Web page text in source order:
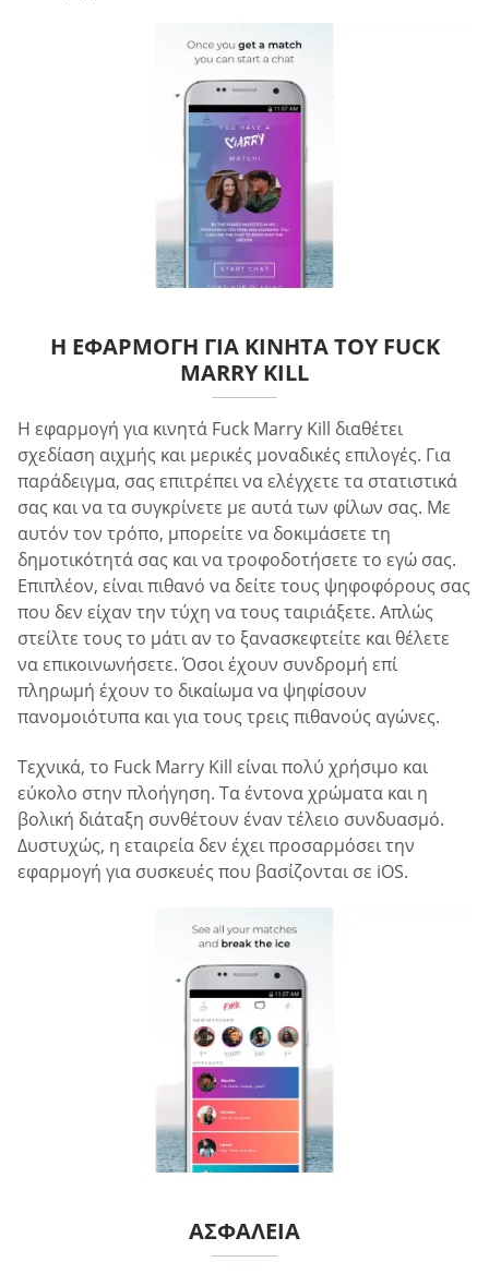
Η ΕΦΑΡΜΟΓΉ ΓΙΑ ΚΙΝΗΤΆ ΤΟΥ FUCK
MARRY KILL
Η εφαρμογή για κινητά Fuck Marry Kill διαθέτει
σχεδίαση αιχμής και μερικές μοναδικές επιλογές. Για
παράδειγμα, σας επιτρέπει να ελέγχετε τα στατιστικά
σας και να τα συγκρίνετε με αυτά των φίλων σας. Με
αυτόν τον τρόπο, μπορείτε να δοκιμάσετε τη
δημοτικότητά σας και να τροφοδοτήσετε το εγώ σας.
Επιπλέον, είναι πιθανό να δείτε τους ψηφοφόρους σας
που δεν είχαν την τύχη να τους ταιριάξετε. Απλώς
στείλτε τους το μάτι αν το ξανασκεφτείτε και θέλετε
να επικοινωνήσετε. Όσοι έχουν συνδρομή επί
πληρωμή έχουν το δικαίωμα να ψηφίσουν
πανομοιότυπα και για τους τρεις πιθανούς αγώνες.
Τεχνικά, το Fuck Marry Kill είναι πολύ χρήσιμο και
εύκολο στην πλοήγηση. Τα έντονα χρώματα και η
βολική διάταξη συνθέτουν έναν τέλειο συνδυασμό.
Δυστυχώς, η εταιρεία δεν έχει προσαρμόσει την
εφαρμογή για συσκευές που βασίζονται σε iOS.
ΑΣΦΆΛΕΙΑ